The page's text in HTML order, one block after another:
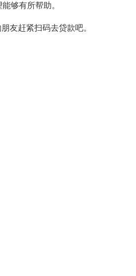
够有所帮助。
友赶紧扫码去贷款吧。